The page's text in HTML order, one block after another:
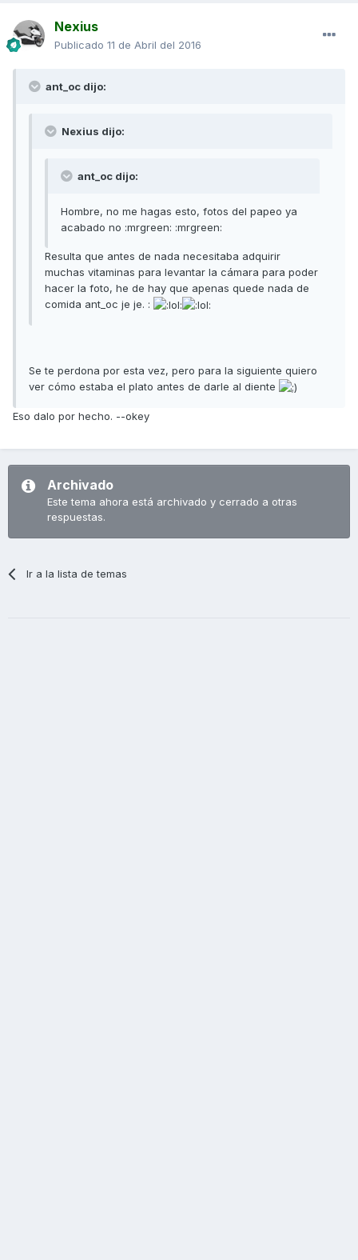
Nexius
Publicado 11 de Abril del 2016
ant_oc dijo:
Nexius dijo:
ant_oc dijo:
Hombre, no me hagas esto, fotos del papeo ya
acabado no :mrgreen: :mrgreen:
Resulta que antes de nada necesitaba adquirir
muchas vitaminas para levantar la cámara para poder
hacer la foto, he de hay que apenas quede nada de
comida ant_oc je je. :
Se te perdona por esta vez, pero para la siguiente quiero
ver cómo estaba el plato antes de darle al diente
Eso dalo por hecho. --okey
Archivado
Este tema ahora está archivado y cerrado a otras
respuestas.
Ir a la lista de temas